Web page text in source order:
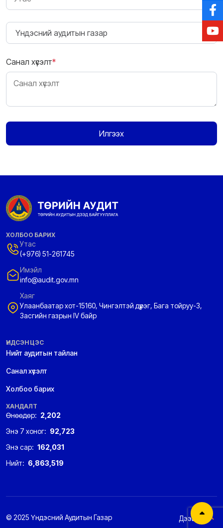
Санал хүсэлт*
Илгээх
ХОЛБОО БАРИХ
Утас
(+976) 51-261745
Имэйл
info@audit.gov.mn
Хаяг
Улаанбаатар хот-15160, Чингэлтэй дүүрэг, Бага тойруу-3,
Засгийн газрын IV байр
ҮНДСЭН ЦЭС
Нийт аудитын тайлан
Санал хүсэлт
Холбоо барих
ХАНДАЛТ
Өнөөдөр: 2,202
Энэ 7 хоног: 92,723
Энэ сар: 162,031
Нийт: 6,863,519
© 2025 Үндэсний Аудитын Газар Дээшээ